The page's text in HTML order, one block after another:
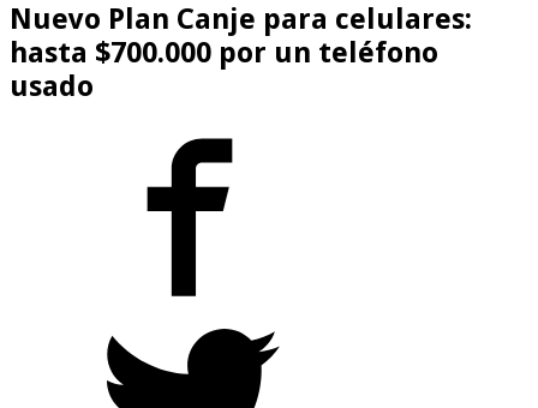
Nuevo Plan Canje para celulares:
hasta $700.000 por un teléfono
usado